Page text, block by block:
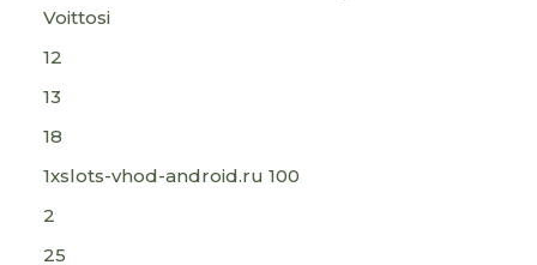
Voittosi
12
13
18
1xslots-vhod-android.ru 100
2
25